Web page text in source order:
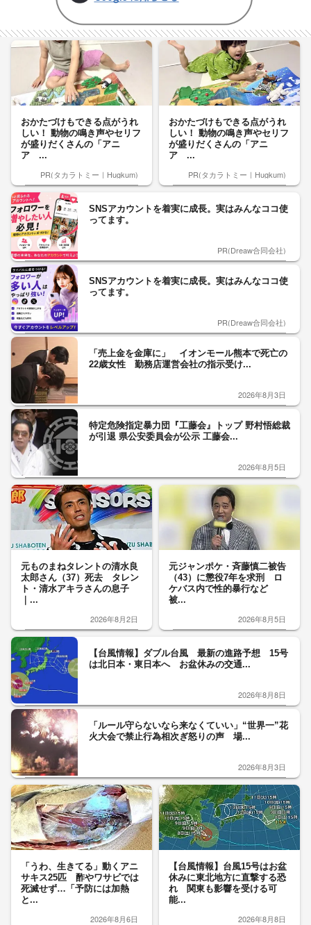
おかたづけもできる点がうれ
しい！ 動物の鳴き声やセリフ
が盛りだくさんの「アニ
ア ...
PR(タカラトミー｜Hugkum)
おかたづけもできる点がうれ
しい！ 動物の鳴き声やセリフ
が盛りだくさんの「アニ
ア ...
PR(タカラトミー｜Hugkum)
SNSアカウントを着実に成長。実はみんなココ使
ってます。
PR(Dreaw合同会社)
SNSアカウントを着実に成長。実はみんなココ使
ってます。
PR(Dreaw合同会社)
「売上金を金庫に」 イオンモール熊本で死亡の
22歳女性 勤務店運営会社の指示受け...
2026年8月3日
特定危険指定暴力団『工藤会』トップ 野村悟総裁
が引退 県公安委員会が公示 工藤会...
2026年8月5日
元ものまねタレントの清水良
太郎さん（37）死去 タレン
ト・清水アキラさんの息子
｜...
2026年8月2日
元ジャンポケ・斉藤慎二被告
（43）に懲役7年を求刑 ロ
ケバス内で性的暴行など
被...
2026年8月5日
【台風情報】ダブル台風 最新の進路予想 15号
は北日本・東日本へ お盆休みの交通...
2026年8月8日
「ルール守らないなら来なくていい」“世界一”花
火大会で禁止行為相次ぎ怒りの声 場...
2026年8月3日
「うわ、生きてる」動くアニ
サキス25匹 酢やワサビでは
死滅せず…「予防には加熱
と...
2026年8月6日
【台風情報】台風15号はお盆
休みに東北地方に直撃する恐
れ 関東も影響を受ける可
能...
2026年8月8日